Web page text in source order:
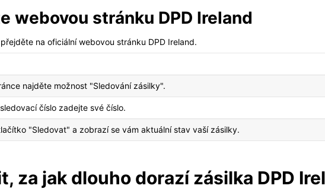
webovou stránku DPD Ireland
na oficiální webovou stránku DPD Ireland.
najděte možnost "Sledování zásilky".
číslo zadejte své číslo.
"Sledovat" a zobrazí se vám aktuální stav vaší zásilky.
za jak dlouho dorazí zásilka DPD